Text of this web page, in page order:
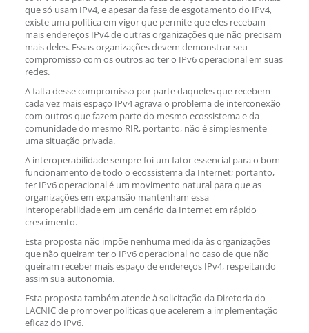
que só usam IPv4, e apesar da fase de esgotamento do IPv4,
existe uma política em vigor que permite que eles recebam
mais endereços IPv4 de outras organizações que não precisam
mais deles. Essas organizações devem demonstrar seu
compromisso com os outros ao ter o IPv6 operacional em suas
redes.
A falta desse compromisso por parte daqueles que recebem
cada vez mais espaço IPv4 agrava o problema de interconexão
com outros que fazem parte do mesmo ecossistema e da
comunidade do mesmo RIR, portanto, não é simplesmente
uma situação privada.
A interoperabilidade sempre foi um fator essencial para o bom
funcionamento de todo o ecossistema da Internet; portanto,
ter IPv6 operacional é um movimento natural para que as
organizações em expansão mantenham essa
interoperabilidade em um cenário da Internet em rápido
crescimento.
Esta proposta não impõe nenhuma medida às organizações
que não queiram ter o IPv6 operacional no caso de que não
queiram receber mais espaço de endereços IPv4, respeitando
assim sua autonomia.
Esta proposta também atende à solicitação da Diretoria do
LACNIC de promover políticas que acelerem a implementação
eficaz do IPv6.